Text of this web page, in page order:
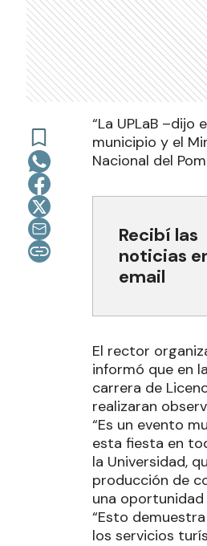
“La UPLaB
municipio y el
Nacional del
Recibí las
noticias
email
El rector
informó que en
carrera de
realizaran
“Es un evento
esta fiesta en
la Universidad,
producción de
una
“Esto
los servicios